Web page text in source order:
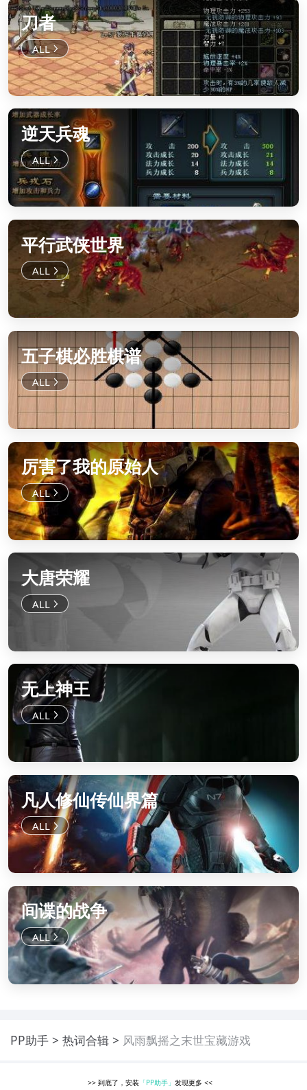
刀者
逆天兵魂
平行武侠世界
五子棋必胜棋谱
厉害了我的原始人
大唐荣耀
无上神王
凡人修仙传仙界篇
间谍的战争
PP助手 热词合辑 风雨飘摇之末世宝藏游戏
>> 到底了，安装 「PP助手」 发现更多<<